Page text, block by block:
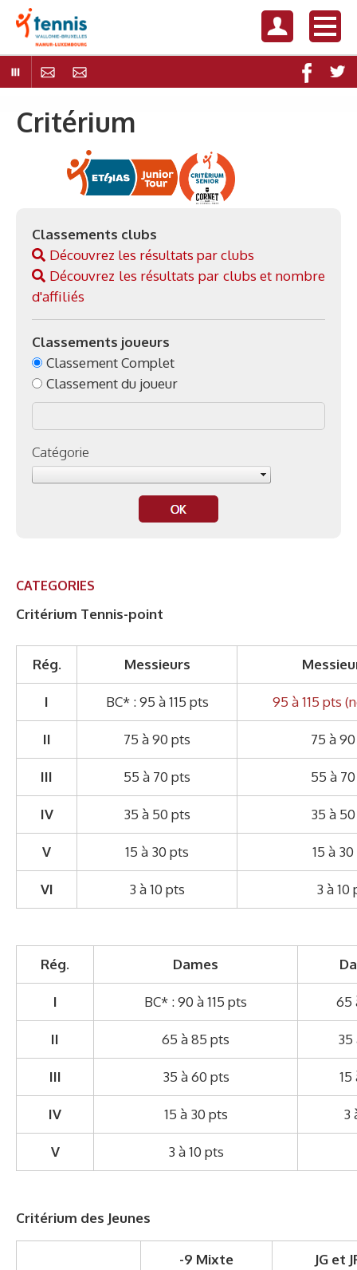
Critérium
Classements clubs
Découvrez les résultats par clubs
Découvrez les résultats par clubs et nombre
d'affiliés
Classements joueurs
Classement Complet
Classement du joueur
Catégorie
CATEGORIES
Critérium Tennis-point
Rég. Messieurs
I BC* : 95 à 115 pts 95 à 115 pts
II 75 à 90 pts 75 à
III 55 à 70 pts 55 à
IV 35 à 50 pts 35 à
V 15 à 30 pts 15 à
VI 3 à 10 pts 3 à 10
Rég. Dames
I BC* : 90 à 115 pts 65
II 65 à 85 pts 35
III 35 à 60 pts 15
IV 15 à 30 pts 3
V 3 à 10 pts
Critérium des Jeunes
-9 Mixte JG et